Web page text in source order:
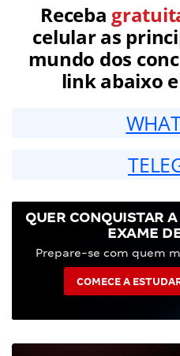
Receba
celular as
mundo dos
link abaixo
QUER CONQUISTAR
EXAME
Prepare-se com quem
COMECE A